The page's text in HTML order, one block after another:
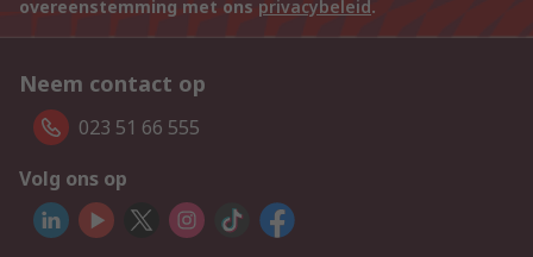
overeenstemming met ons privacybeleid.
Neem contact op
023 51 66 555
Volg ons op